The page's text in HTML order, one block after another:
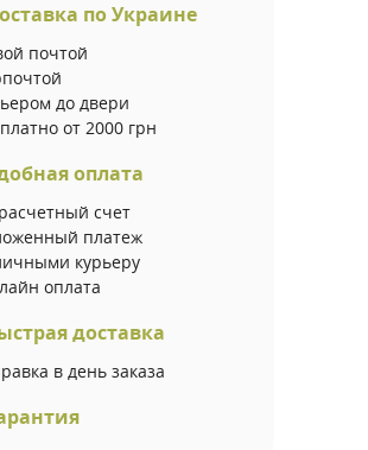
по Украине
почтой
до двери
от 2000 грн
оплата
счет
платеж
курьеру
оплата
доставка
в день заказа